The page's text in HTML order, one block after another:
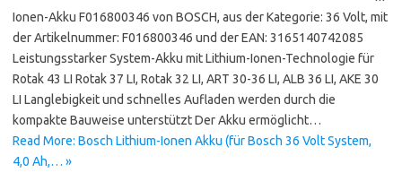
Ionen-Akku F016800346 von BOSCH, aus der Kategorie: 36 Volt, mit
der Artikelnummer: F016800346 und der EAN: 3165140742085
Leistungsstarker System-Akku mit Lithium-Ionen-Technologie für
Rotak 43 LI Rotak 37 LI, Rotak 32 LI, ART 30-36 LI, ALB 36 LI, AKE 30
LI Langlebigkeit und schnelles Aufladen werden durch die
kompakte Bauweise unterstützt Der Akku ermöglicht…
Read More: Bosch Lithium-Ionen Akku (für Bosch 36 Volt System,
4,0 Ah,… »